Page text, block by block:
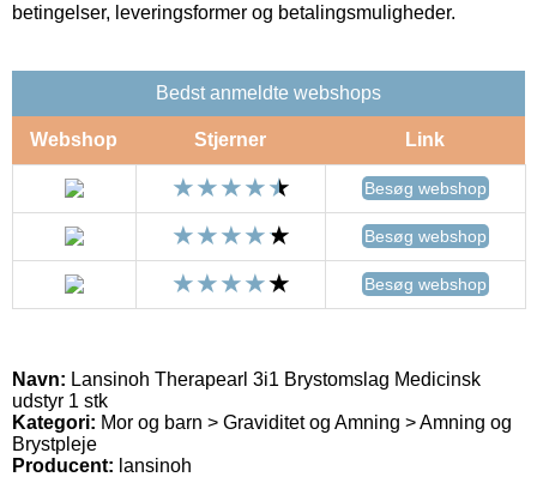
betingelser, leveringsformer og betalingsmuligheder.
Bedst anmeldte webshops
Webshop Stjerner Link
Besøg webshop
Besøg webshop
Besøg webshop
Navn: Lansinoh Therapearl 3i1 Brystomslag Medicinsk
udstyr 1 stk
Kategori: Mor og barn > Graviditet og Amning > Amning og
Brystpleje
Producent: lansinoh